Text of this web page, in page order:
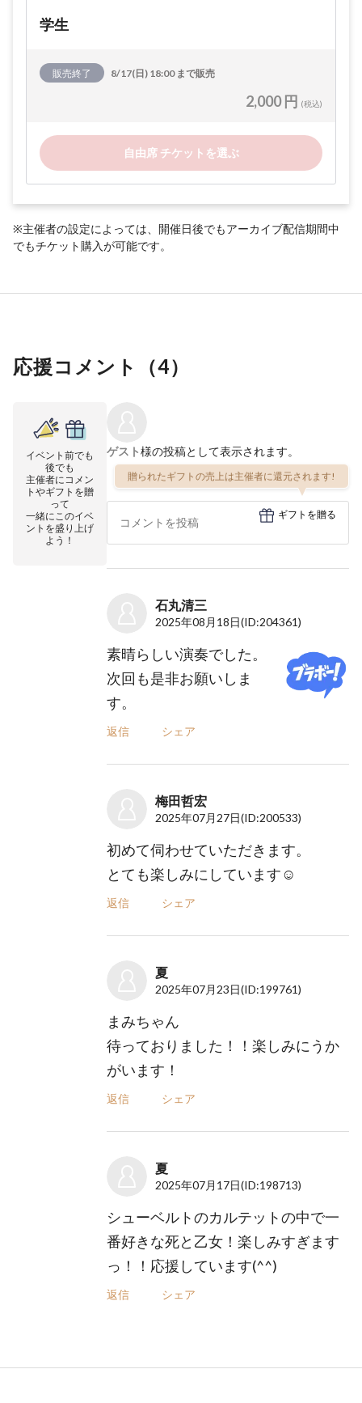
学生
販売終了 8/17(日) 18:00 まで販売
2,000 円 (税込)
自由席 チケットを選ぶ
※主催者の設定によっては、開催日後でもアーカイブ配信期間中
でもチケット購入が可能です。
応援コメント（4）
イベント前でも
後でも
主催者にコメン
トやギフトを贈
って
一緒にこのイベ
ントを盛り上げ
よう！
ゲスト様の投稿として表示されます。
贈られたギフトの売上は主催者に還元されます!
ギフトを贈る
石丸清三
2025年08月18日(ID:204361)
素晴らしい演奏でした。
次回も是非お願いしま
す。
返信 シェア
梅田哲宏
2025年07月27日(ID:200533)
初めて伺わせていただきます。
とても楽しみにしています☺️
返信 シェア
夏
2025年07月23日(ID:199761)
まみちゃん
待っておりました！！楽しみにうか
がいます！
返信 シェア
夏
2025年07月17日(ID:198713)
シューベルトのカルテットの中で一
番好きな死と乙女！楽しみすぎます
っ！！応援しています(^^)
返信 シェア